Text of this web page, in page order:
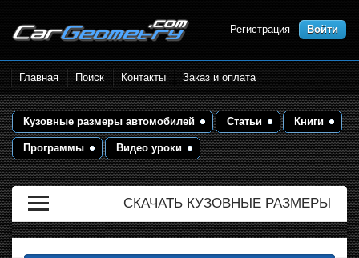
Размеры кузова автомобилей.
Контрольные точки и кузовные
размеры. Геометрия кузова
Регистрация Войти
Главная Поиск Контакты Заказ и оплата
Кузовные размеры автомобилей Статьи Книги
Программы Видео уроки
СКАЧАТЬ КУЗОВНЫЕ РАЗМЕРЫ